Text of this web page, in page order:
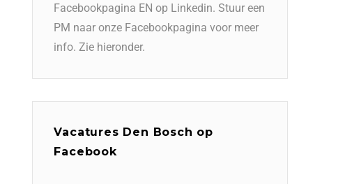
Facebookpagina EN op Linkedin. Stuur een
PM naar onze Facebookpagina voor meer
info. Zie hieronder.
Vacatures Den Bosch op
Facebook